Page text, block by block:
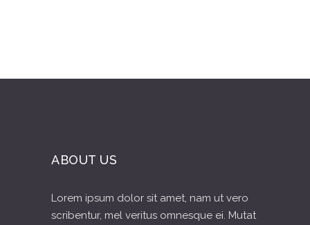
ABOUT US
Lorem ipsum dolor sit amet, nam ut vero
scribentur, mel veritus omnesque ei. Mutat